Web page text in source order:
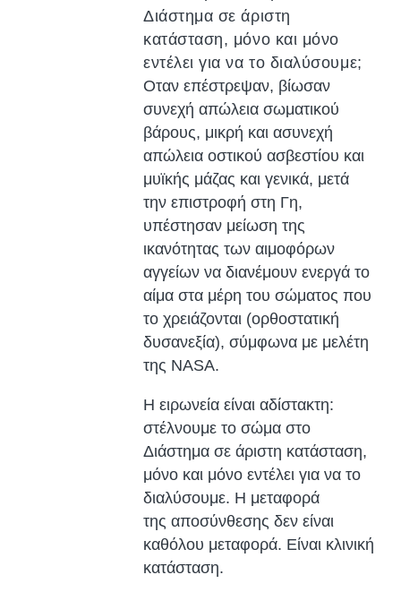
Διάστημα σε άριστη
κατάσταση, μόνο και μόνο
εντέλει για να το διαλύσουμε;
Οταν επέστρεψαν, βίωσαν
συνεχή απώλεια σωματικού
βάρους, μικρή και ασυνεχή
απώλεια οστικού ασβεστίου και
μυϊκής μάζας και γενικά, μετά
την επιστροφή στη Γη,
υπέστησαν μείωση της
ικανότητας των αιμοφόρων
αγγείων να διανέμουν ενεργά το
αίμα στα μέρη του σώματος που
το χρειάζονται (ορθοστατική
δυσανεξία), σύμφωνα με μελέτη
της NASA.
Η ειρωνεία είναι αδίστακτη:
στέλνουμε το σώμα στο
Διάστημα σε άριστη κατάσταση,
μόνο και μόνο εντέλει για να το
διαλύσουμε. Η μεταφορά
της αποσύνθεσης δεν είναι
καθόλου μεταφορά. Είναι κλινική
κατάσταση.